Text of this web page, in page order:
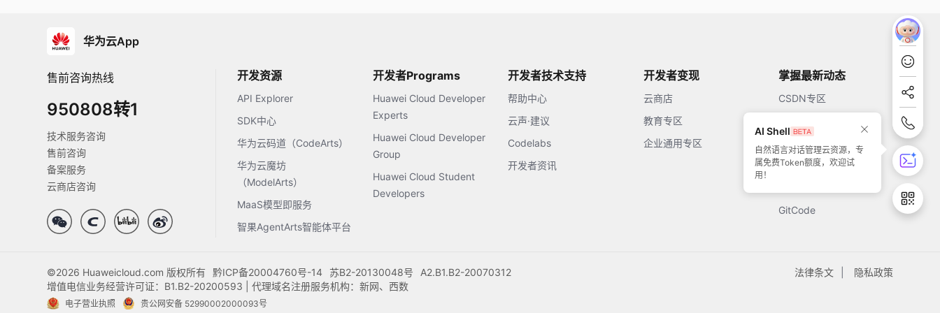
AI Shell
自然语言对话管理云资源，专
属免费Token额度，欢迎试
用！
华为云App
售前咨询热线
950808转1
技术服务咨询
售前咨询
备案服务
云商店咨询
开发资源
API Explorer
SDK中心
华为云码道（CodeArts）
华为云魔坊
（ModelArts）
MaaS模型即服务
智果AgentArts智能体平台
开发者Programs
Huawei Cloud Developer
Experts
Huawei Cloud Developer
Group
Huawei Cloud Student
Developers
开发者技术支持
帮助中心
云声·建议
Codelabs
开发者资讯
开发者变现
云商店
教育专区
企业通用专区
掌握最新动态
CSDN专区
开源中国
51CTO
GitCode
法律条文 隐私政策
©2026 Huaweicloud.com 版权所有 黔ICP备20004760号-14 苏B2-20130048号
A2.B1.B2-20070312
增值电信业务经营许可证：B1.B2-20200593 | 代理域名注册服务机构：新网、西数
电子营业执照 贵公网安备 52990002000093号